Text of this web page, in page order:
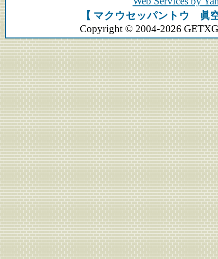
【 マクウセッパントウ 眞
Copyright © 2004-2026